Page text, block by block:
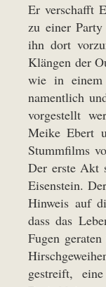
Er verschafft
zu einer
ihn dort
Klängen der
wie in
namentlich
vorgestellt
Meike Ebert
Stummfilms
Der erste Akt
Eisenstein.
Hinweis auf
dass das
Fugen
gestreift,